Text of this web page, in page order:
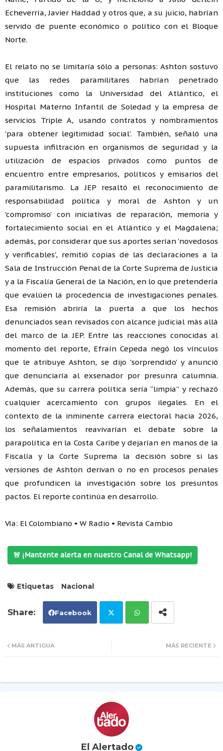
Echeverría, Javier Haddad y otros que, a su juicio, habrían
servido de puente económico o político con el Bloque
Norte.
El relato no se limitaría sólo a personas: Ashton sostuvo
que las redes paramilitares habrían penetrado
instituciones como la Universidad del Atlántico, el
Hospital Materno Infantil de Soledad y la empresa de
servicios Triple A, usando contratos y nombramientos
'para obtener legitimidad social'. También, señaló una
supuesta infiltración en organismos de seguridad y la
utilización de espacios privados como puntos de
encuentro entre empresarios, políticos y emisarios del
paramilitarismo. La JEP resaltó el reconocimiento de
responsabilidad política y moral de Ashton y un
'compromiso' con iniciativas de reparación, memoria y
fortalecimiento social en el Atlántico y el Magdalena;
además, por considerar que sus aportes serían 'novedosos
y verificables', remitió copias de las declaraciones a la
Sala de Instrucción Penal de la Corte Suprema de Justicia
y a la Fiscalía General de la Nación, en lo que pretendería
que evalúen la procedencia de investigaciones penales.
Esa remisión abriría la puerta a que los hechos
denunciados sean revisados con alcance judicial más allá
del marco de la JEP. Entre las reacciones conocidas al
momento del reporte, Efraín Cepeda negó los vínculos
que le atribuye Ashton, se dijo 'sorprendido' y anunció
que denunciaría al exsenador por presunra calumnia.
Además, que su carrera política sería “limpia” y rechazó
cualquier acercamiento con grupos ilegales. En el
contexto de la inminente carrera electoral hacia 2026,
los señalamientos reavivarían el debate sobre la
parapolítica en la Costa Caribe y dejarían en manos de la
Fiscalía y la Corte Suprema la decisión sobre si las
versiones de Ashton derivan o no en procesos penales
que profundicen la investigación sobre los presuntos
pactos. El reporte continúa en desarrollo.
Vía: El Colombiano • W Radio • Revista Cambio
🚨 ¡Mantente alerta en nuestro Canal de Whatsapp!
Etiquetas Nacional
Facebook
MÁS RECIENTE
MÁS ANTIGUA
El Alertado